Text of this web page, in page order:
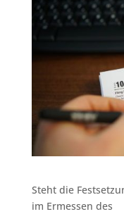
Steht die
im Ermessen des